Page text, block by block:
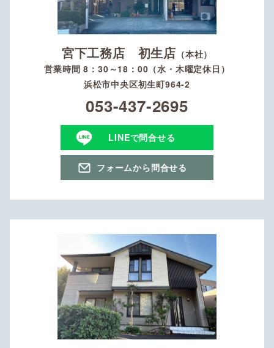
宮下工務店 初生店 （本社）
営業時間 8：30～18：00（水・木曜定休日）
浜松市中央区初生町964-2
053-437-2695
LINEで問合せる
フォームから問合せる